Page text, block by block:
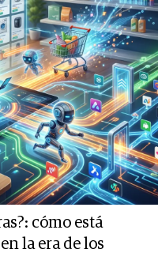
cómo está
la era de los